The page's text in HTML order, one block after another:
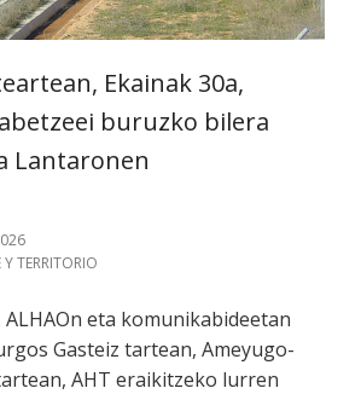
Ekainak 30a,
buruzko bilera
Lantaronen
TERRITORIO
eta komunikabideetan
Gasteiz tartean, Ameyugo-
AHT eraikitzeko lurren